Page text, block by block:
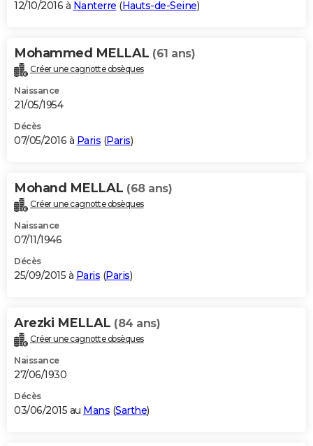
12/10/2016 à Nanterre (Hauts-de-Seine)
Mohammed MELLAL (61 ans)
Créer une cagnotte obsèques
Naissance
21/05/1954
Décès
07/05/2016 à Paris (Paris)
Mohand MELLAL (68 ans)
Créer une cagnotte obsèques
Naissance
07/11/1946
Décès
25/09/2015 à Paris (Paris)
Arezki MELLAL (84 ans)
Créer une cagnotte obsèques
Naissance
27/06/1930
Décès
03/06/2015 au Mans (Sarthe)